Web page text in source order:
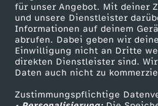
für unser Angebot. Mit deiner
und unsere Dienstleister
Informationen auf deinem
abrufen. Dabei geben wir
Einwilligung nicht an Dritte
direkten Dienstleister sind.
Daten auch nicht zu
Zustimmungspflichtige
a
u
n
Mehr ZDF
ZDF-Apps
Smart TV
ZDFtext
Livestreams